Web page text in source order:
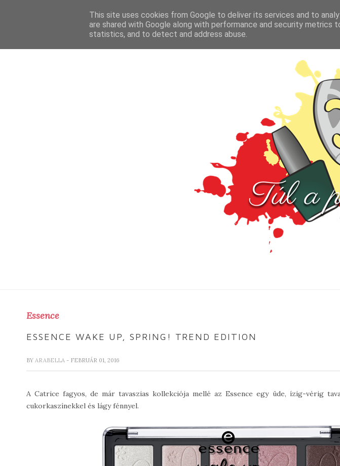
FŐOLDAL TESZT
Essence
ESSENCE WAKE UP, SPRING! TREND EDITION
BY ARABELLA - FEBRUÁR 01, 2016
A Catrice fagyos, de már tavaszias kollekciója mellé az Essence egy üde, ízig-vérig
cukorkaszínekkel és lágy fénnyel.
This site uses cookies from Google to deliver its services and to
are shared with Google along with performance and security metrics
statistics, and to detect and address abuse.